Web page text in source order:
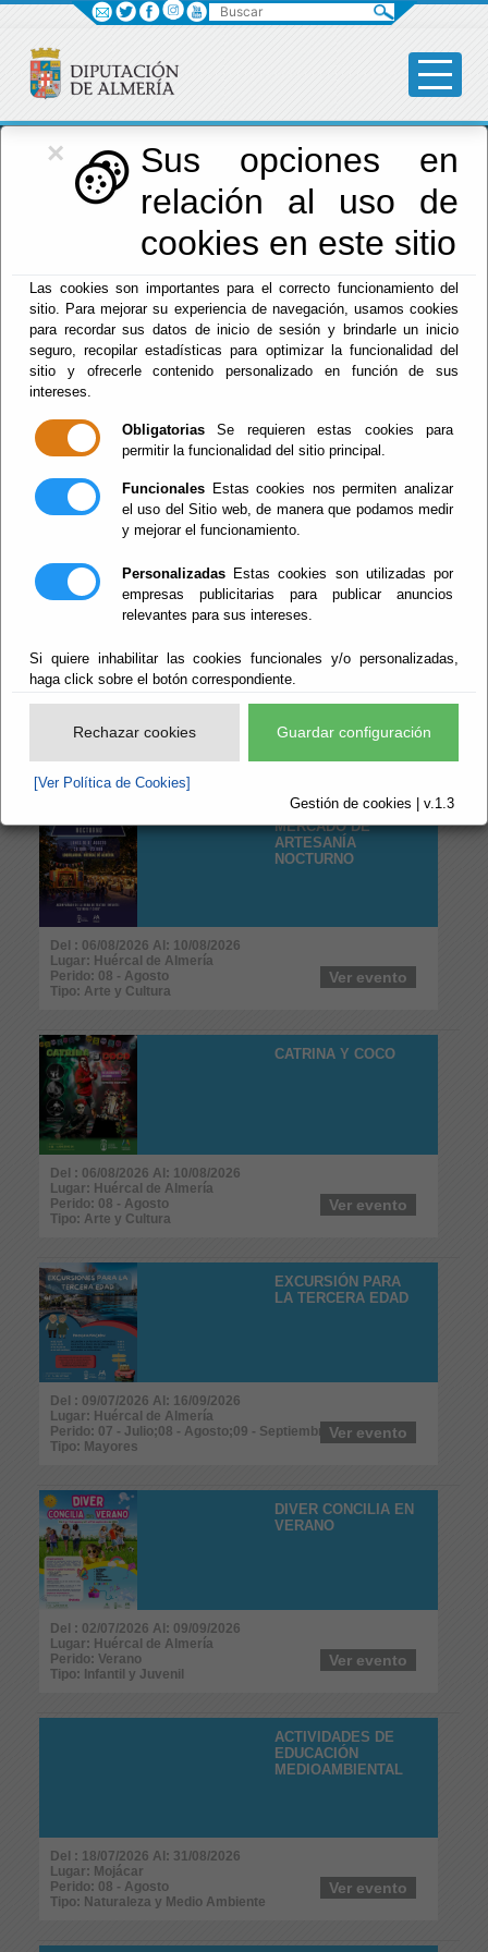
×
Sus opciones en
relación al uso de
cookies en este sitio
Las cookies son importantes para el correcto funcionamiento del
sitio. Para mejorar su experiencia de navegación, usamos cookies
para recordar sus datos de inicio de sesión y brindarle un inicio
seguro, recopilar estadísticas para optimizar la funcionalidad del
sitio y ofrecerle contenido personalizado en función de sus
intereses.
Obligatorias Se requieren estas cookies para
permitir la funcionalidad del sitio principal.
Funcionales Estas cookies nos permiten analizar
el uso del Sitio web, de manera que podamos medir
y mejorar el funcionamiento.
Personalizadas Estas cookies son utilizadas por
empresas publicitarias para publicar anuncios
relevantes para sus intereses.
Si quiere inhabilitar las cookies funcionales y/o personalizadas,
haga click sobre el botón correspondiente.
Rechazar cookies Guardar configuración
[Ver Política de Cookies]
Gestión de cookies | v.1.3
Diputación
Menú Diputación
Escuchar
SENDERO EL
CHULLO
Del : 17/08/2020 Al: 19/08/2027
Perido: Anual
Tipo: Naturaleza y Medio Ambiente
Ver evento
CALENDARIO DEL
MERCADILLO DE
BERJA 2026
Del : 01/01/2026 Al: 31/12/2026
Lugar: Berja
Mayo;06 - Junio;07 - Julio;08 - Agosto;09 - Septiembre;10
Tipo: Profesionales y Negocios
MERCADO DE
ARTESANÍA
NOCTURNO
Del : 06/08/2026 Al: 10/08/2026
Lugar: Huércal de Almería
Perido: 08 - Agosto
Tipo: Arte y Cultura
Ver evento
CATRINA Y COCO
Del : 06/08/2026 Al: 10/08/2026
Lugar: Huércal de Almería
Perido: 08 - Agosto
Tipo: Arte y Cultura
Ver evento
EXCURSIÓN PARA
LA TERCERA EDAD
Del : 09/07/2026 Al: 16/09/2026
Lugar: Huércal de Almería
Perido: 07 - Julio;08 - Agosto;09 - Septiembre
Tipo: Mayores
Ver evento
DIVER CONCILIA EN
VERANO
Del : 02/07/2026 Al: 09/09/2026
Lugar: Huércal de Almería
Perido: Verano
Tipo: Infantil y Juvenil
Ver evento
ACTIVIDADES DE
EDUCACIÓN
MEDIOAMBIENTAL
Del : 18/07/2026 Al: 31/08/2026
Lugar: Mojácar
Perido: 08 - Agosto
Tipo: Naturaleza y Medio Ambiente
Ver evento
Buscar